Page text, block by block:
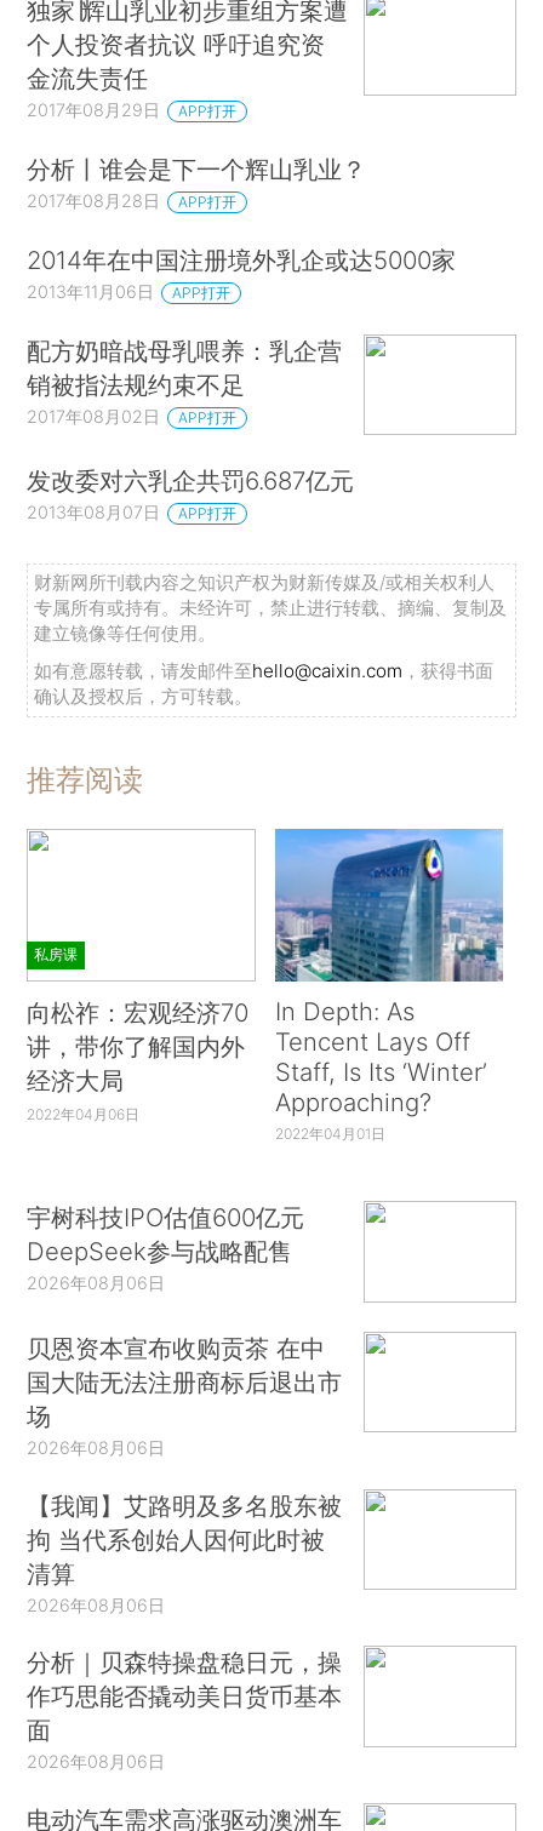
独家∣辉山乳业初步重组方案遭
个人投资者抗议 呼吁追究资
金流失责任
2017年08月29日 APP打开
分析丨谁会是下一个辉山乳业？
2017年08月28日 APP打开
2014年在中国注册境外乳企或达5000家
2013年11月06日 APP打开
配方奶暗战母乳喂养：乳企营
销被指法规约束不足
2017年08月02日 APP打开
发改委对六乳企共罚6.687亿元
2013年08月07日 APP打开
财新网所刊载内容之知识产权为财新传媒及/或相关权利人
专属所有或持有。未经许可，禁止进行转载、摘编、复制及
建立镜像等任何使用。
如有意愿转载，请发邮件至hello@caixin.com ，获得书面
确认及授权后，方可转载。
推荐阅读
私房课
向松祚：宏观经济70
讲，带你了解国内外
经济大局
2022年04月06日
In Depth: As
Tencent Lays Off
Staff, Is Its ‘Winter’
Approaching?
2022年04月01日
宇树科技IPO估值600亿元
DeepSeek参与战略配售
2026年08月06日
贝恩资本宣布收购贡茶 在中
国大陆无法注册商标后退出市
场
2026年08月06日
【我闻】艾路明及多名股东被
拘 当代系创始人因何此时被
清算
2026年08月06日
分析｜贝森特操盘稳日元，操
作巧思能否撬动美日货币基本
面
2026年08月06日
电动汽车需求高涨驱动澳洲车